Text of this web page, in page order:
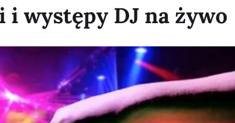
i występy DJ na żywo